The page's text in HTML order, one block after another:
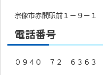
宗像市赤間駅前１－９－１
電話番号
０９４０－７２－６３６３